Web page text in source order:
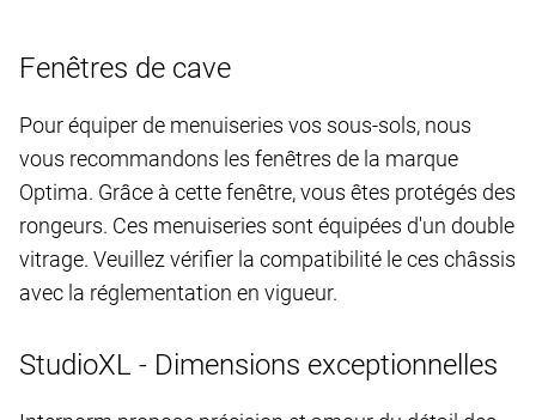
Fenêtres de cave
Pour équiper de menuiseries vos sous-sols, nous
vous recommandons les fenêtres de la marque
Optima. Grâce à cette fenêtre, vous êtes protégés des
rongeurs. Ces menuiseries sont équipées d'un double
vitrage. Veuillez vérifier la compatibilité le ces châssis
avec la réglementation en vigueur.
StudioXL - Dimensions exceptionnelles